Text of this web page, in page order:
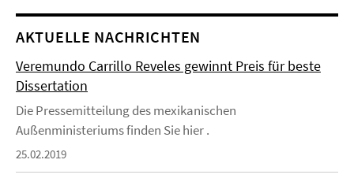
AKTUELLE NACHRICHTEN
Veremundo Carrillo Reveles gewinnt Preis für beste
Dissertation
Die Pressemitteilung des mexikanischen
Außenministeriums finden Sie hier .
25.02.2019